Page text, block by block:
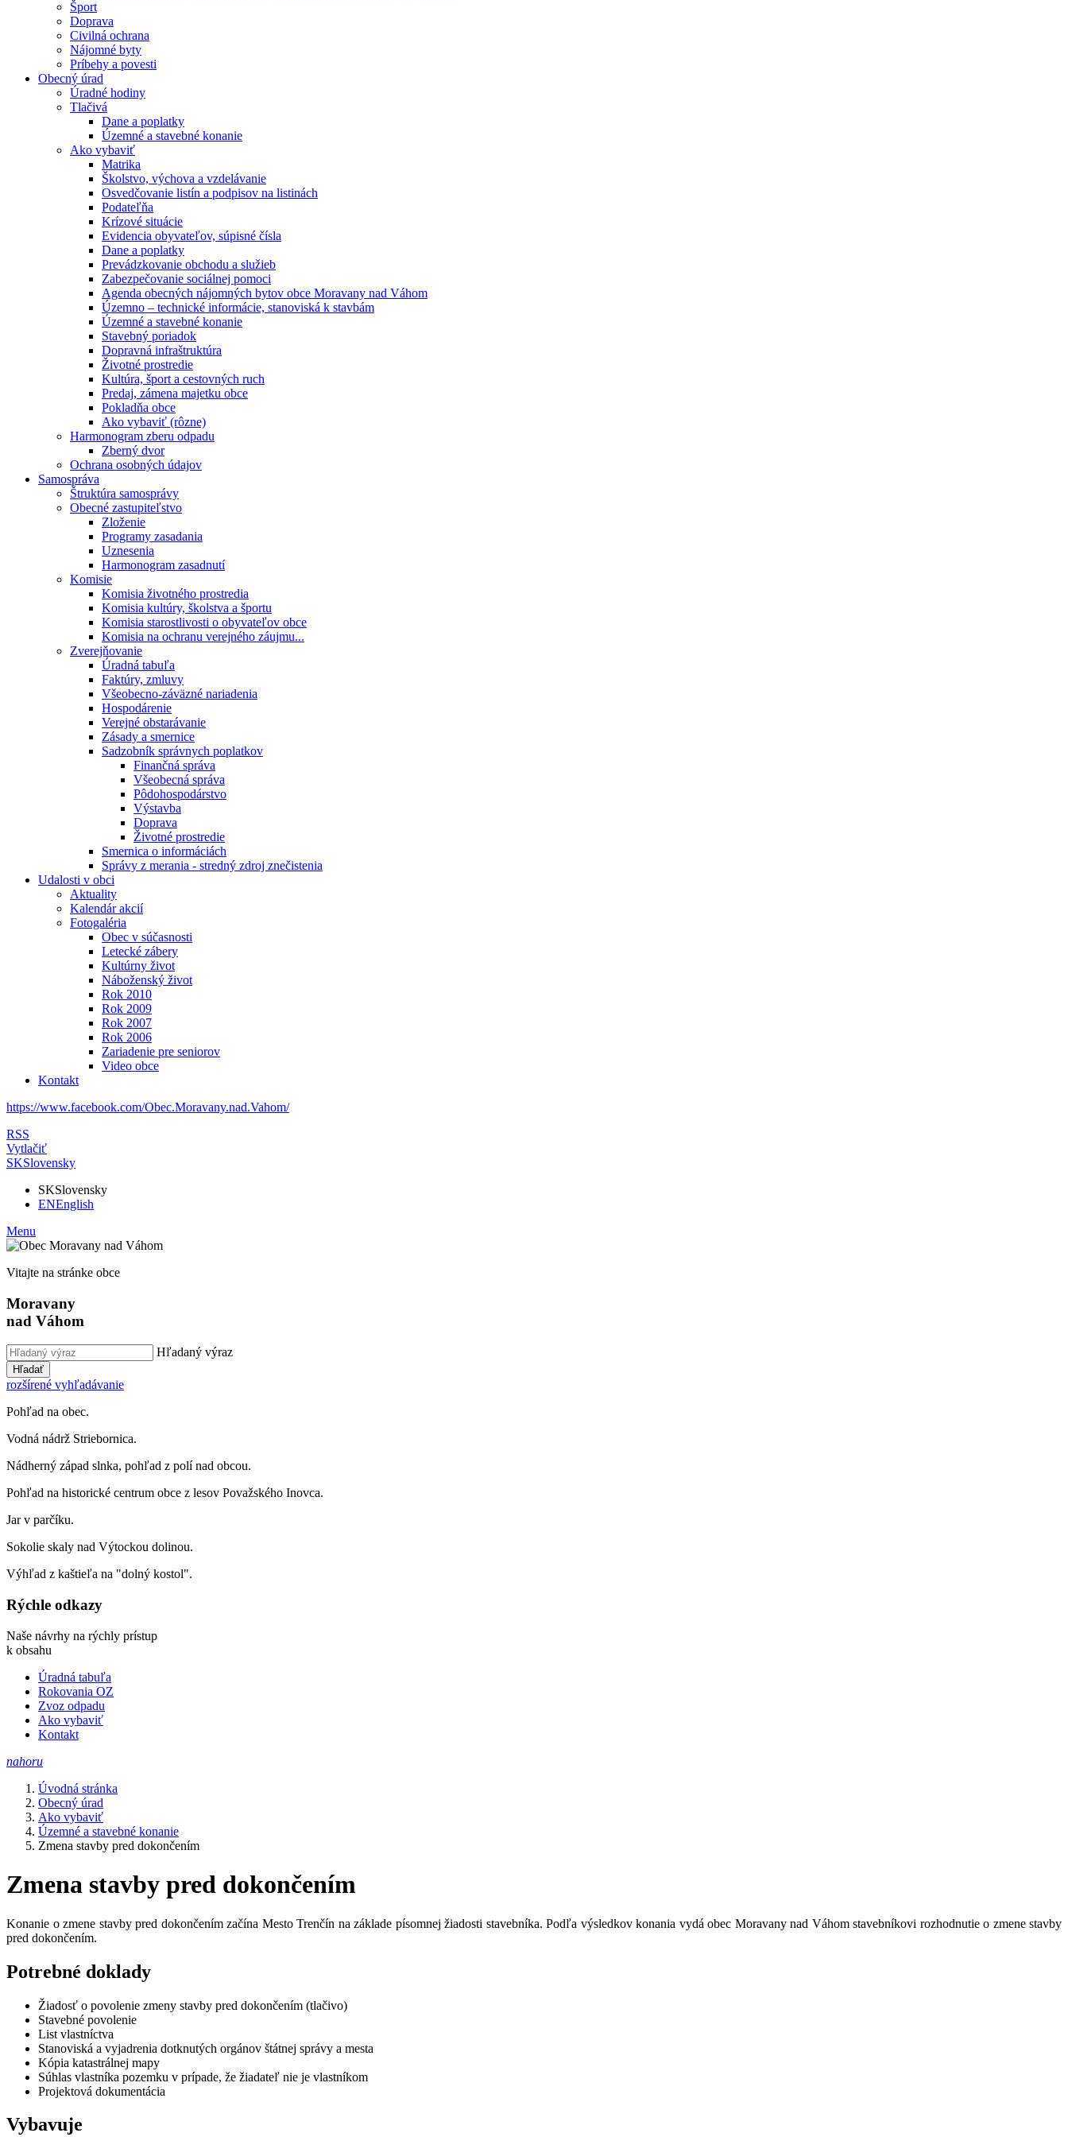
Šport
Doprava
Civilná ochrana
Nájomné byty
Príbehy a povesti
Obecný úrad
Úradné hodiny
Tlačivá
Dane a poplatky
Územné a stavebné konanie
Ako vybaviť
Matrika
Školstvo, výchova a vzdelávanie
Osvedčovanie listín a podpisov na listinách
Podateľňa
Krízové situácie
Evidencia obyvateľov, súpisné čísla
Dane a poplatky
Prevádzkovanie obchodu a služieb
Zabezpečovanie sociálnej pomoci
Agenda obecných nájomných bytov obce Moravany nad Váhom
Územno – technické informácie, stanoviská k stavbám
Územné a stavebné konanie
Stavebný poriadok
Dopravná infraštruktúra
Životné prostredie
Kultúra, šport a cestovných ruch
Predaj, zámena majetku obce
Pokladňa obce
Ako vybaviť (rôzne)
Harmonogram zberu odpadu
Zberný dvor
Ochrana osobných údajov
Samospráva
Štruktúra samosprávy
Obecné zastupiteľstvo
Zloženie
Programy zasadania
Uznesenia
Harmonogram zasadnutí
Komisie
Komisia životného prostredia
Komisia kultúry, školstva a športu
Komisia starostlivosti o obyvateľov obce
Komisia na ochranu verejného záujmu...
Zverejňovanie
Úradná tabuľa
Faktúry, zmluvy
Všeobecno-záväzné nariadenia
Hospodárenie
Verejné obstarávanie
Zásady a smernice
Sadzobník správnych poplatkov
Finančná správa
Všeobecná správa
Pôdohospodárstvo
Výstavba
Doprava
Životné prostredie
Smernica o informáciách
Správy z merania - stredný zdroj znečistenia
Udalosti v obci
Aktuality
Kalendár akcií
Fotogaléria
Obec v súčasnosti
Letecké zábery
Kultúrny život
Náboženský život
Rok 2010
Rok 2009
Rok 2007
Rok 2006
Zariadenie pre seniorov
Video obce
Kontakt
https://www.facebook.com/Obec.Moravany.nad.Vahom/
RSS
Vytlačiť
SKSlovensky
SKSlovensky
ENEnglish
Menu
Vitajte na stránke obce
Moravany
nad Váhom
Hľadaný výraz
Hľadať
rozšírené vyhľadávanie
Pohľad na obec.
Vodná nádrž Striebornica.
Nádherný západ slnka, pohľad z polí nad obcou.
Pohľad na historické centrum obce z lesov Považského Inovca.
Jar v parčíku.
Sokolie skaly nad Výtockou dolinou.
Výhľad z kaštieľa na "dolný kostol".
Rýchle odkazy
Naše návrhy na rýchly prístup
k obsahu
Úradná tabuľa
Rokovania OZ
Zvoz odpadu
Ako vybaviť
Kontakt
nahoru
Úvodná stránka
Obecný úrad
Ako vybaviť
Územné a stavebné konanie
Zmena stavby pred dokončením
Zmena stavby pred dokončením
Konanie o zmene stavby pred dokončením začína Mesto Trenčín na základe písomnej žiadosti stavebníka. Podľa výsledkov konania vydá obec Moravany nad Váhom stavebníkovi rozhodnutie o zmene stavby
pred dokončením.
Potrebné doklady
Žiadosť o povolenie zmeny stavby pred dokončením (tlačivo)
Stavebné povolenie
List vlastníctva
Stanoviská a vyjadrenia dotknutých orgánov štátnej správy a mesta
Kópia katastrálnej mapy
Súhlas vlastníka pozemku v prípade, že žiadateľ nie je vlastníkom
Projektová dokumentácia
Vybavuje